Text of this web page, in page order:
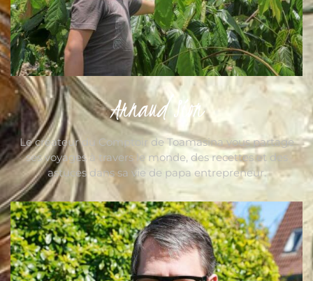
Arnaud Sion
Le créateur du Comptoir de Toamasina vous partage
ses voyages à travers le monde, des recettes et des
astuces dans sa vie de papa entrepreneur.